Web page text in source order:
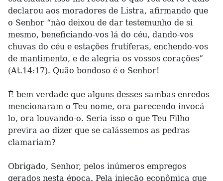
declarou aos moradores de Listra, afirmando que
o Senhor “não deixou de dar testemunho de si
mesmo, beneficiando-vos lá do céu, dando-vos
chuvas do céu e estações frutíferas, enchendo-vos
de mantimento, e de alegria os vossos corações”
(At.14:17). Quão bondoso é o Senhor!
É bem verdade que alguns desses sambas-enredos
mencionaram o Teu nome, ora parecendo invocá-
lo, ora louvando-o. Seria isso o que Teu Filho
previra ao dizer que se calássemos as pedras
clamariam?
Obrigado, Senhor, pelos inúmeros empregos
gerados nesta época. Pela injeção econômica que